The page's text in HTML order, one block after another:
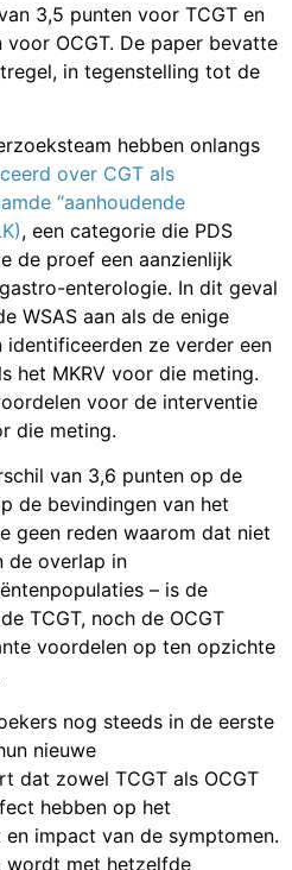
3,5 punten voor TCGT en
OCGT. De paper bevatte
in tegenstelling tot de
hebben onlangs
over CGT als
“aanhoudende
, een categorie die PDS
de proef een aanzienlijk
enterologie. In dit geval
WSAS aan als de enige
ze verder een
het MKRV voor die meting.
voor de interventie
die meting.
van 3,6 punten op de
de bevindingen van het
geen reden waarom dat niet
de overlap in
– is de
TCGT, noch de OCGT
voordelen op ten opzichte
nog steeds in de eerste
nieuwe
dat zowel TCGT als OCGT
hebben op het
impact van de symptomen.
wordt met hetzelfde